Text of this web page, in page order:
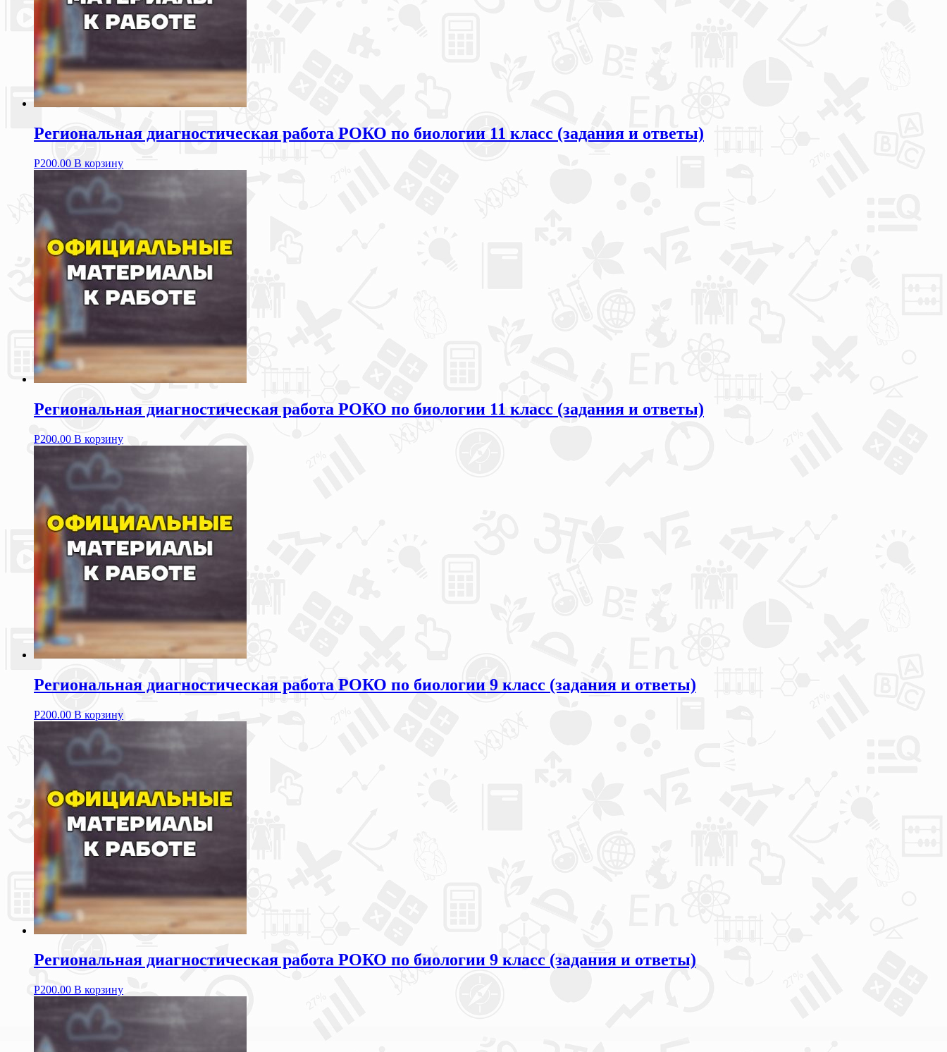
Региональная диагностическая работа РОКО по биологии 11 класс (задания и ответы)
Р200.00 В корзину
Региональная диагностическая работа РОКО по биологии 11 класс (задания и ответы)
Р200.00 В корзину
Региональная диагностическая работа РОКО по биологии 9 класс (задания и ответы)
Р200.00 В корзину
Региональная диагностическая работа РОКО по биологии 9 класс (задания и ответы)
Р200.00 В корзину